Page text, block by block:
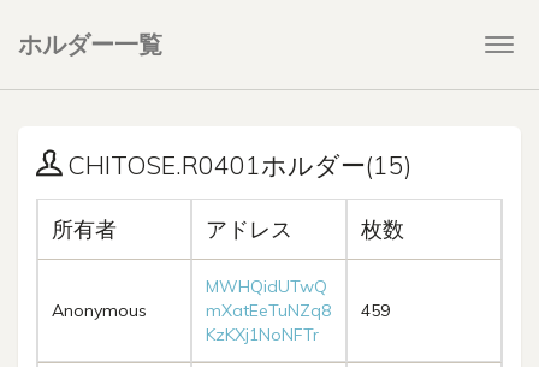
ホルダー一覧
CHITOSE.R0401ホルダー(15)
所有者 アドレス 枚数
Anonymous
MWHQidUTwQ
mXatEeTuNZq8
KzKXj1NoNFTr
459